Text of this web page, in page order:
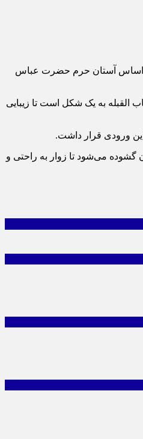
اساس آستان حرم حضرت عباس
القبله به یک شکل است تا زیبایی
می‌شود تا زوار به راحتی و